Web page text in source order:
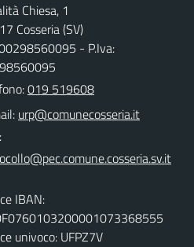
Chiesa, 1
Cosseria (SV)
00298560095 - P.Iva:
019 519608
IBAN:
univoco: UFPZ7V